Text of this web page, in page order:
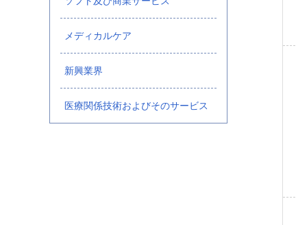
メディカルケア
新興業界
医療関係技術およびそのサービス